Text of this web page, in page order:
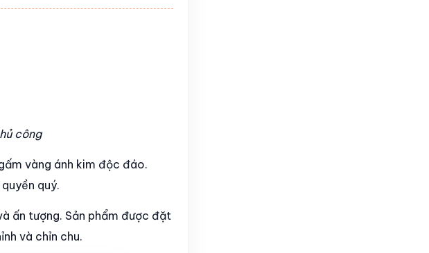
công
vàng ánh kim độc đáo.
quý.
ấn tượng. Sản phẩm được đặt
và chỉn chu.